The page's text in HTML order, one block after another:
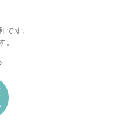
です。
。